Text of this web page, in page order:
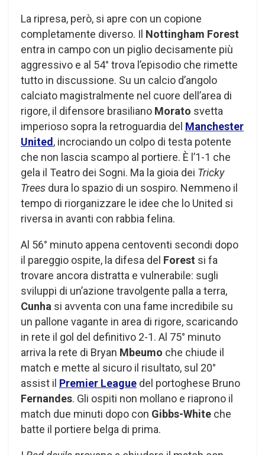
La ripresa, però, si apre con un copione
completamente diverso. Il Nottingham Forest
entra in campo con un piglio decisamente più
aggressivo e al 54° trova l’episodio che rimette
tutto in discussione. Su un calcio d’angolo
calciato magistralmente nel cuore dell’area di
rigore, il difensore brasiliano Morato svetta
imperioso sopra la retroguardia del Manchester
United , incrociando un colpo di testa potente
che non lascia scampo al portiere. È l’1-1 che
gela il Teatro dei Sogni. Ma la gioia dei Tricky
Trees dura lo spazio di un sospiro. Nemmeno il
tempo di riorganizzare le idee che lo United si
riversa in avanti con rabbia felina.
Al 56° minuto appena centoventi secondi dopo
il pareggio ospite, la difesa del Forest si fa
trovare ancora distratta e vulnerabile: sugli
sviluppi di un’azione travolgente palla a terra,
Cunha si avventa con una fame incredibile su
un pallone vagante in area di rigore, scaricando
in rete il gol del definitivo 2-1. Al 75° minuto
arriva la rete di Bryan Mbeumo che chiude il
match e mette al sicuro il risultato, sul 20°
assist il Premier League del portoghese Bruno
Fernandes. Gli ospiti non mollano e riaprono il
match due minuti dopo con Gibbs-White che
batte il portiere belga di prima.